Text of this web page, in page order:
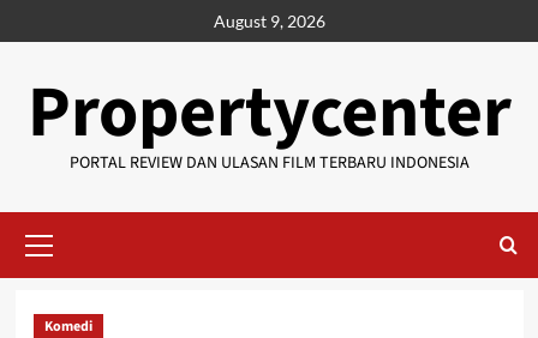
to
August 9, 2026
Propertycenter
PORTAL REVIEW DAN ULASAN FILM TERBARU INDONESIA
Menu
Komedi